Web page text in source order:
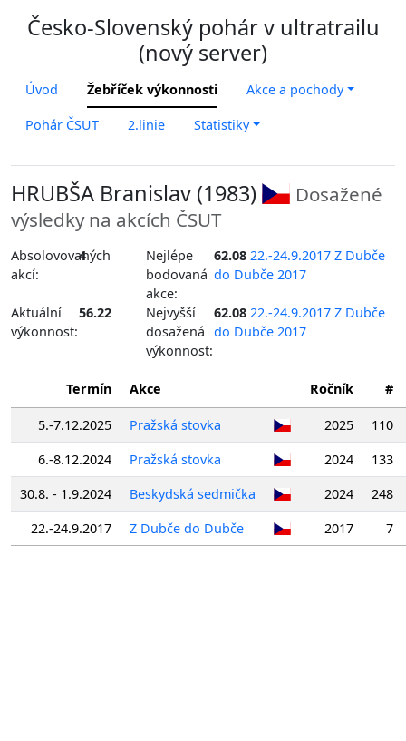
Česko-Slovenský pohár v ultratrailu
(nový server)
Úvod Žebříček výkonnosti Akce a pochody
Pohár ČSUT 2.linie Statistiky
HRUBŠA Branislav (1983)
Dosažené
výsledky na akcích ČSUT
Absolovovaných
akcí:
4
Nejlépe
bodovaná
akce:
62.08 22.-24.9.2017 Z Dubče
do Dubče 2017
Aktuální
výkonnost:
56.22
Nejvyšší
dosažená
výkonnost:
62.08 22.-24.9.2017 Z Dubče
do Dubče 2017
Termín Akce Ročník #
5.-7.12.2025 Pražská stovka 2025
110
6.-8.12.2024
Pražská stovka 2024
133
30.8. - 1.9.2024
Beskydská sedmička 2024
248
22.-24.9.2017
Z Dubče do Dubče 2017 7